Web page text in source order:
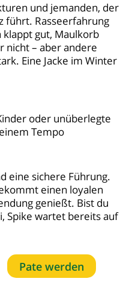
und jemanden, der
führt. Rasseerfahrung
gut, Maulkorb
nicht – aber andere
Eine Jacke im Winter
oder unüberlegte
Tempo
eine sichere Führung.
einen loyalen
genießt. Bist du
Spike wartet bereits auf
Pate werden